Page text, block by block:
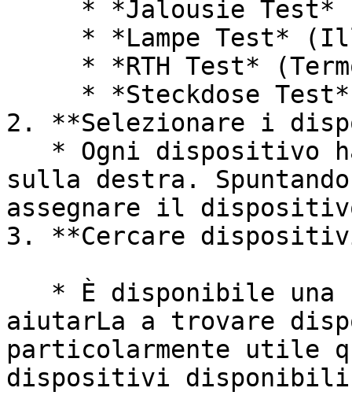
2. **Selezionare i
sulla destra.
assegnare il
3. **Cercare
aiutarLa a trovare
particolarmente utile
dispositivi disponibili